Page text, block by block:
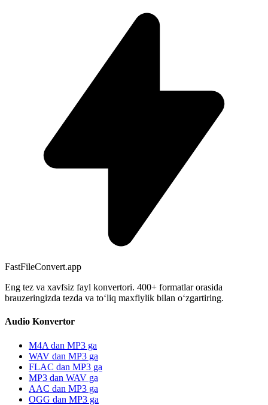
FastFileConvert.app
Eng tez va xavfsiz fayl konvertori. 400+ formatlar orasida
brauzeringizda tezda va toʻliq maxfiylik bilan oʻzgartiring.
Audio Konvertor
M4A dan MP3 ga
WAV dan MP3 ga
FLAC dan MP3 ga
MP3 dan WAV ga
AAC dan MP3 ga
OGG dan MP3 ga